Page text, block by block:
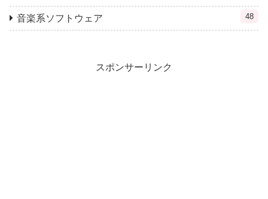
音楽系ソフトウェア 48
スポンサーリンク